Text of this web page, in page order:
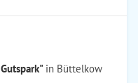
in Büttelkow